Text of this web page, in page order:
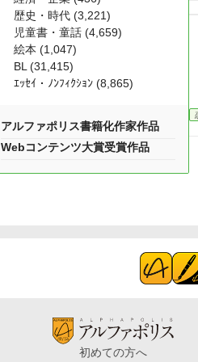
歴史・時代 (3,221)
児童書・童話 (4,659)
絵本 (1,047)
BL (31,415)
ｴｯｾｲ・ﾉﾝﾌｨｸｼｮﾝ (8,865)
アルファポリス書籍化作家作品
Webコンテンツ大賞受賞作品
初めての方へ